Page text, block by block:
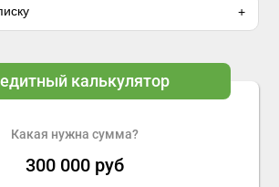
калькулятор
Какая нужна сумма?
300 000 руб